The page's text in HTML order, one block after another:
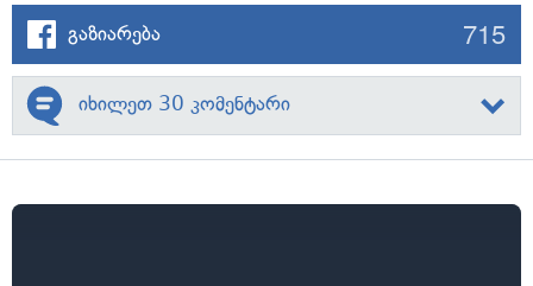
გაზიარება 715
იხილეთ 30 კომენტარი